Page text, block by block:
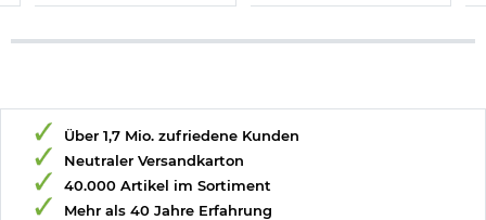
Über 1,7 Mio. zufriedene Kunden
Neutraler Versandkarton
40.000 Artikel im Sortiment
Mehr als 40 Jahre Erfahrung